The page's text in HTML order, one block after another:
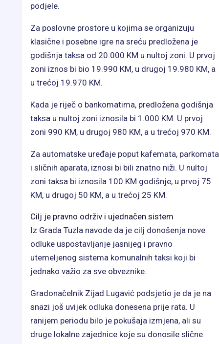
podjele.
Za poslovne prostore u kojima se organizuju
klasične i posebne igre na sreću predložena je
godišnja taksa od 20.000 KM u nultoj zoni. U prvoj
zoni iznos bi bio 19.990 KM, u drugoj 19.980 KM, a
u trećoj 19.970 KM.
Kada je riječ o bankomatima, predložena godišnja
taksa u nultoj zoni iznosila bi 1.000 KM. U prvoj
zoni 990 KM, u drugoj 980 KM, a u trećoj 970 KM.
Za automatske uređaje poput kafemata, parkomata
i sličnih aparata, iznosi bi bili znatno niži. U nultoj
zoni taksa bi iznosila 100 KM godišnje, u prvoj 75
KM, u drugoj 50 KM, a u trećoj 25 KM.
Cilj je pravno održiv i ujednačen sistem
Iz Grada Tuzla navode da je cilj donošenja nove
odluke uspostavljanje jasnijeg i pravno
utemeljenog sistema komunalnih taksi koji bi
jednako važio za sve obveznike.
Gradonačelnik Zijad Lugavić podsjetio je da je na
snazi još uvijek odluka donesena prije rata. U
ranijem periodu bilo je pokušaja izmjena, ali su
druge lokalne zajednice koje su donosile slične